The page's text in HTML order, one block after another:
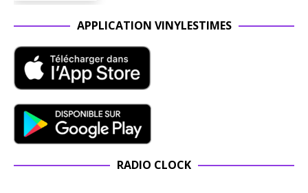
APPLICATION VINYLESTIMES
RADIO CLOCK